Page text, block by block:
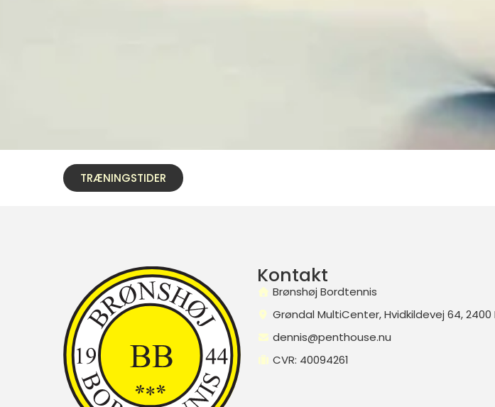
TRÆNINGSTIDER
Kontakt
Brønshøj Bordtennis
Grøndal MultiCenter, Hvidkildevej 64,
dennis@penthouse.nu
CVR: 40094261